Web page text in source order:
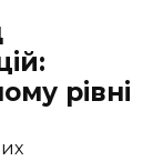
рівні